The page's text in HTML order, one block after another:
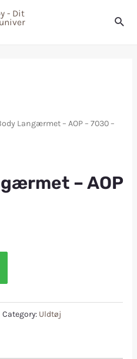
Langærmet – AOP – 7030 –
– AOP
Category: Uldtøj